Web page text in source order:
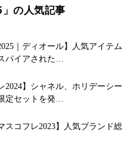
の人気記事
｜ディオール】人気アイテム
パイアされた…
2024】シャネル、ホリデーシー
定セットを発…
スコフレ2023】人気ブランド総